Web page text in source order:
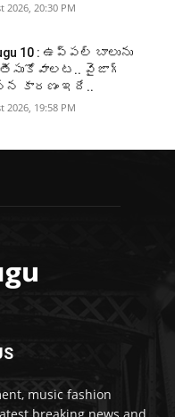
2026, 20:30 PM
10 : ఉప్పల్ బాలును
వైజాగ్
కారణం ఇదే..
2026, 19:58 PM
music fashion
breaking news and